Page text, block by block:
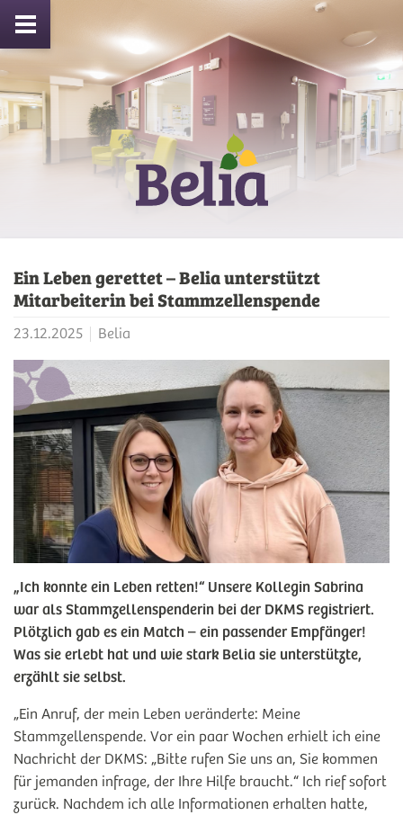
Ein Leben gerettet – Belia unterstützt
Mitarbeiterin bei Stammzellenspende
23.12.2025 Belia
„Ich konnte ein Leben retten!“ Unsere Kollegin Sabrina
war als Stammzellenspenderin bei der DKMS registriert.
Plötzlich gab es ein Match – ein passender Empfänger!
Was sie erlebt hat und wie stark Belia sie unterstützte,
erzählt sie selbst.
„Ein Anruf, der mein Leben veränderte: Meine
Stammzellenspende. Vor ein paar Wochen erhielt ich eine
Nachricht der DKMS: „Bitte rufen Sie uns an, Sie kommen
für jemanden infrage, der Ihre Hilfe braucht.“ Ich rief sofort
zurück. Nachdem ich alle Informationen erhalten hatte,